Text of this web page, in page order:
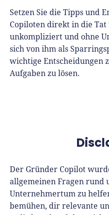
Setzen Sie die Tipps und
Copiloten direkt in die Tat
unkompliziert und ohne
sich von ihm als
wichtige Entscheidungen
Aufgaben zu lösen.
Der Gründer Copilot
allgemeinen Fragen rund
Unternehmertum zu
bemühen, dir relevante